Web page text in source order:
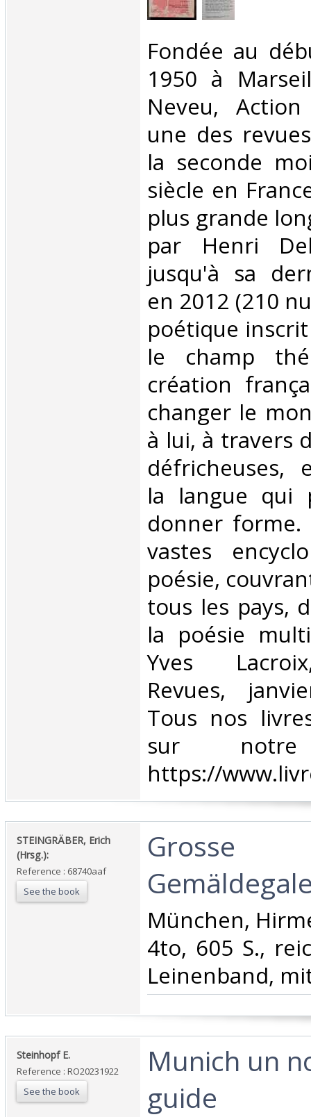
‎Fondée au
1950 à
Neveu,
une des
la seconde
siècle en
plus grande
par Henri
jusqu'à sa
en 2012 (210
poétique
le champ
création
changer le
à lui, à travers
défricheuses,
la langue qui
donner forme.
vastes
poésie,
tous les pays,
la poésie
Yves
Revues,
Tous nos
sur
https://
‎STEINGRÄBER, Erich
(Hrsg.):‎
Reference : 68740aaf
See the book
‎Grosse
‎München,
4to, 605 S.,
Leinenband,
‎Steinhopf E.‎
Reference : RO20231922
See the book
‎Munich un
guide‎